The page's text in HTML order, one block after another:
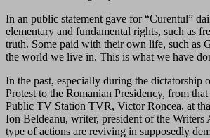
In an public statement gave for “Curentul”
elementary and fundamental rights, such as
truth. Some paid with their own life, such as
the world we live in. This is what we have
In the past, especially during the
Protest to the Romanian Presidency, from
Public TV Station TVR, Victor Roncea, at
Ion Beldeanu, writer, president of the Writers
type of actions are reviving in supposedly